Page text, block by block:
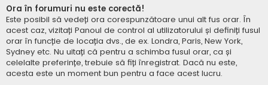
Ora în forumuri nu este corectă!
Este posibil să vedeți ora corespunzătoare unui alt fus orar. În
acest caz, vizitați Panoul de control al utilizatorului și definiți fusul
orar în funcție de locația dvs., de ex. Londra, Paris, New York,
Sydney etc. Nu uitați că pentru a schimba fusul orar, ca și
celelalte preferințe, trebuie să fiți înregistrat. Dacă nu este,
acesta este un moment bun pentru a face acest lucru.